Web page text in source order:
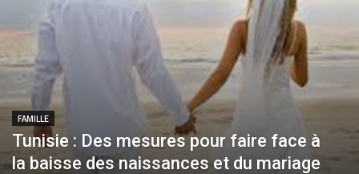
FAMILLE
Tunisie : Des mesures pour faire face à
la baisse des naissances et du mariage